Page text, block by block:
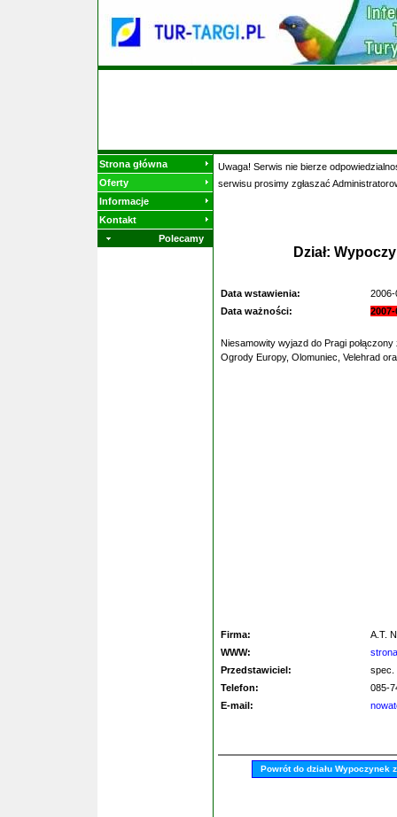
Strona główna
Oferty
Informacje
Kontakt
Polecamy
Uwaga! Serwis nie bierze
serwisu prosimy zgłaszać
Dział:
Data wstawienia:
2006-
Data ważności:
Niesamowity wyjazd do Pragi
Ogrody Europy, Olomuniec, Velehrad
Firma:
A.T.
WWW:
Przedstawiciel:
spec.
Telefon:
085-
E-mail:
Powrót do działu Wypoczynek